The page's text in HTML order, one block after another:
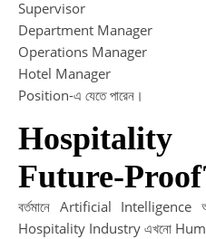
Supervisor
Department Manager
Operations Manager
Hotel Manager
Position-এ যেতে পারেন।
Future-
বর্তমানে Artificial Intelligence
Hospitality Industry এখনো